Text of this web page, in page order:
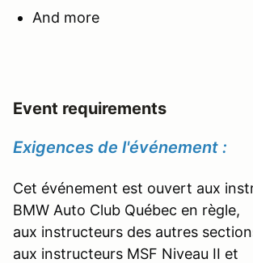
And more
Event requirements
Exigences de l'événement :
Cet événement est ouvert aux
BMW Auto Club Québec en règle,
aux instructeurs des autres
aux instructeurs MSF Niveau II et